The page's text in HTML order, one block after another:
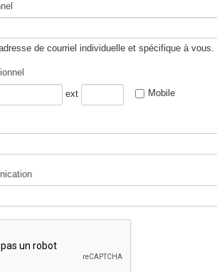
de courriel individuelle et spécifique à vous.
ext Mobile